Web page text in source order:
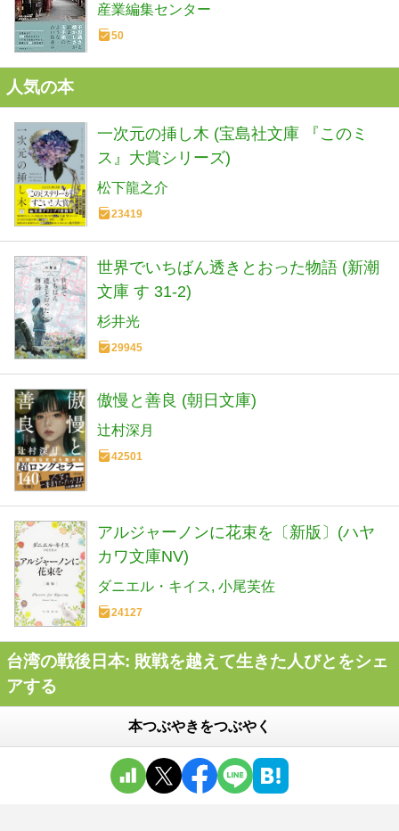
産業編集センター
50
人気の本
一次元の挿し木 (宝島社文庫 『このミ
ス』大賞シリーズ)
松下龍之介
23419
世界でいちばん透きとおった物語 (新潮
文庫 す 31-2)
杉井光
29945
傲慢と善良 (朝日文庫)
辻村深月
42501
アルジャーノンに花束を〔新版〕(ハヤ
カワ文庫NV)
ダニエル・キイス 小尾芙佐
24127
台湾の戦後日本: 敗戦を越えて生きた人びとをシェ
アする
本つぶやきをつぶやく